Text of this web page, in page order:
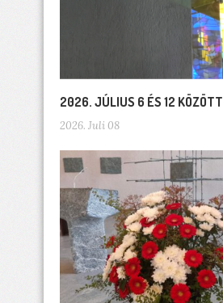
2026. JÚLIUS 6 ÉS 12 KÖZÖTT
2026. Juli 08